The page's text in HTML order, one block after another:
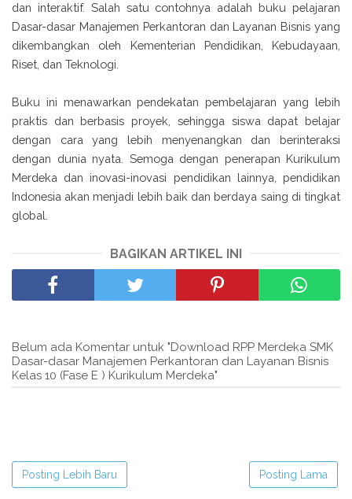
dan interaktif. Salah satu contohnya adalah buku pelajaran
Dasar-dasar Manajemen Perkantoran dan Layanan Bisnis yang
dikembangkan oleh Kementerian Pendidikan, Kebudayaan,
Riset, dan Teknologi.
Buku ini menawarkan pendekatan pembelajaran yang lebih
praktis dan berbasis proyek, sehingga siswa dapat belajar
dengan cara yang lebih menyenangkan dan berinteraksi
dengan dunia nyata. Semoga dengan penerapan Kurikulum
Merdeka dan inovasi-inovasi pendidikan lainnya, pendidikan
Indonesia akan menjadi lebih baik dan berdaya saing di tingkat
global.
BAGIKAN ARTIKEL INI
Belum ada Komentar untuk "Download RPP Merdeka SMK
Dasar-dasar Manajemen Perkantoran dan Layanan Bisnis
Kelas 10 (Fase E ) Kurikulum Merdeka"
Posting Lebih Baru Posting Lama